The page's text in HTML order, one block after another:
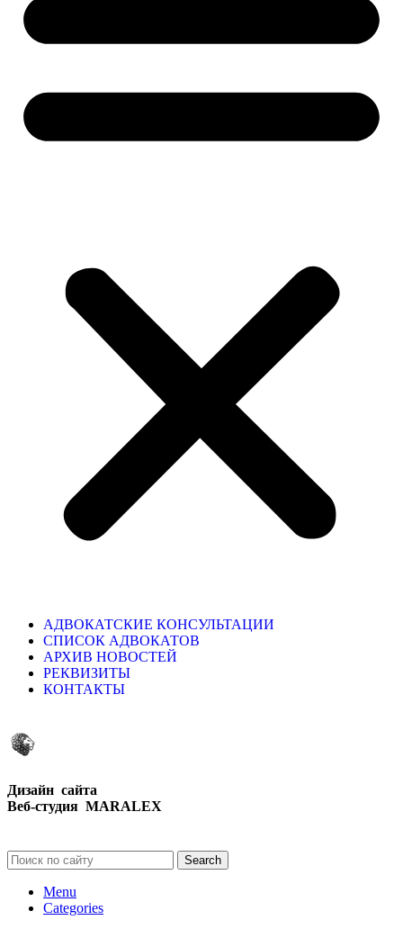
АДВОКАТСКИЕ КОНСУЛЬТАЦИИ
СПИСОК АДВОКАТОВ
АРХИВ НОВОСТЕЙ
РЕКВИЗИТЫ
КОНТАКТЫ
Дизайн сайта
Веб-студия MARALEX
Search
Menu
Categories